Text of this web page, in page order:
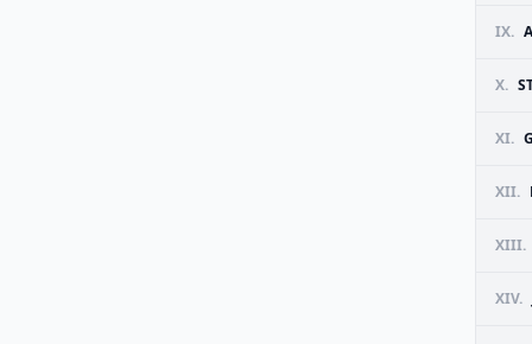
IX.
X.
XI.
XII.
XIII.
XIV.